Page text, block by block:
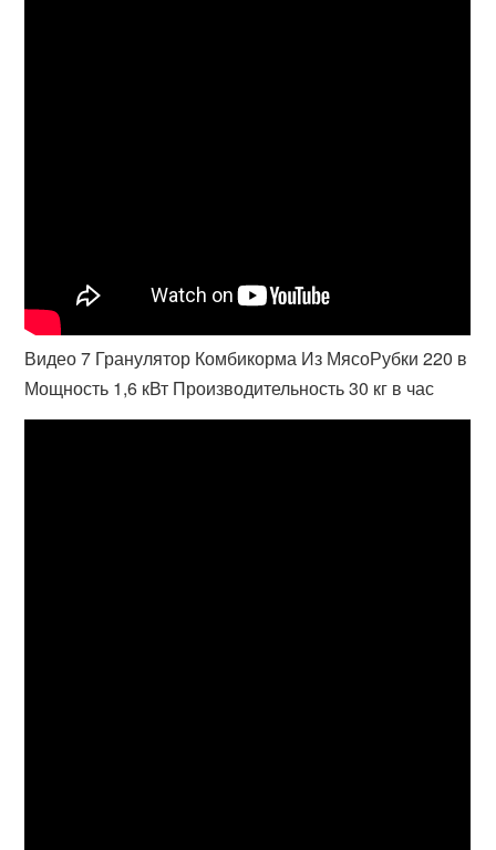
Видео 7 Гранулятор Комбикорма Из МясоРубки 220 в
Мощность 1,6 кВт Производительность 30 кг в час